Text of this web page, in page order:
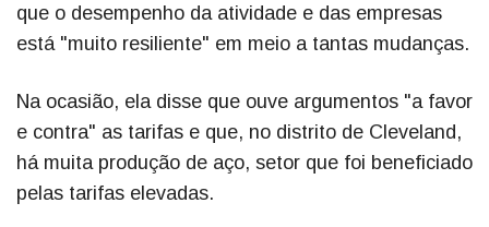
que o desempenho da atividade e das empresas
está "muito resiliente" em meio a tantas mudanças.
Na ocasião, ela disse que ouve argumentos "a favor
e contra" as tarifas e que, no distrito de Cleveland,
há muita produção de aço, setor que foi beneficiado
pelas tarifas elevadas.